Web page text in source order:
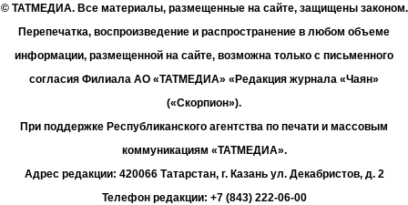
© ТАТМЕДИА. Все материалы, размещенные на сайте, защищены законом.
Перепечатка, воспроизведение и распространение в любом объеме
информации, размещенной на сайте, возможна только с письменного
согласия Филиала АО «ТАТМЕДИА» «Редакция журнала «Чаян»
(«Скорпион»).
При поддержке Республиканского агентства по печати и массовым
коммуникациям «ТАТМЕДИА».
Адрес редакции: 420066 Татарстан, г. Казань ул. Декабристов, д. 2
Телефон редакции: +7 (843) 222-06-00